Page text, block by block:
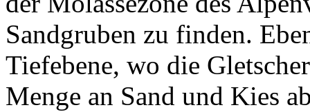
Sandgruben zu finden.
Tiefebene, wo die
Menge an Sand und Kies